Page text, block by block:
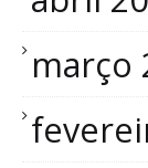
março